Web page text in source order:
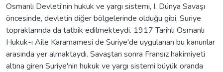
Osmanlı Devleti'nin hukuk ve yargı sistemi, I. Dünya Savaşı
öncesinde, devletin diğer bölgelerinde olduğu gibi, Suriye
topraklarında da tatbik edilmekteydi. 1917 Tarihli Osmanlı
Hukuk-ı Aile Kararnamesi de Suriye'de uygulanan bu kanunlar
arasında yer almaktaydı. Savaştan sonra Fransız hakimiyeti
altına giren Suriye'nin hukuk ve yargı sistemi büyük oranda